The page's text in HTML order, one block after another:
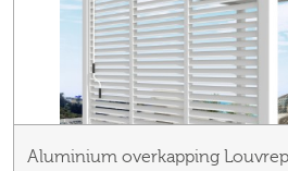
Aluminium overkapping